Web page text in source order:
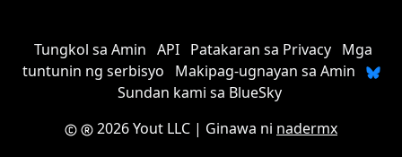
Tungkol sa Amin API Patakaran sa Privacy
Mga
tuntunin ng serbisyo
Makipag-ugnayan sa Amin
Sundan kami sa BlueSky
2026 Yout LLC | Ginawa ni nadermx